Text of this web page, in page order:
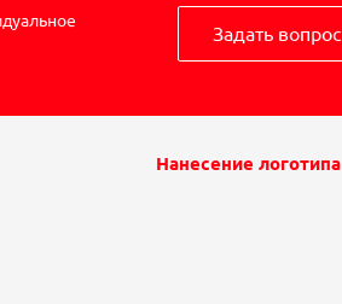
Задать вопрос
Нанесение логотипа